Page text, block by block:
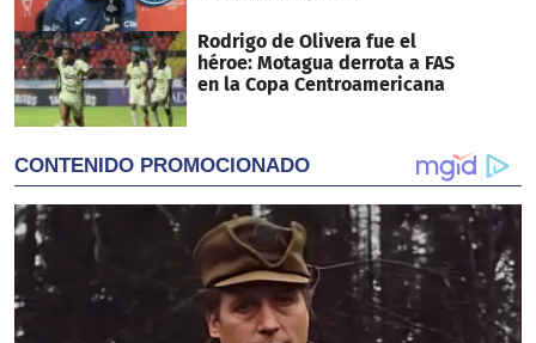
Rodrigo de Olivera fue el
héroe: Motagua derrota a FAS
en la Copa Centroamericana